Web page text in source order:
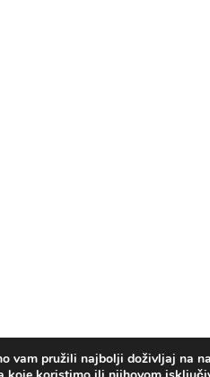
vam pružili najbolji doživljaj na